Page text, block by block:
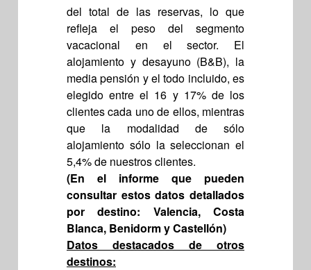
del total de las reservas, lo que
refleja el peso del segmento
vacacional en el sector. El
alojamiento y desayuno (B&B), la
media pensión y el todo incluido, es
elegido entre el 16 y 17% de los
clientes cada uno de ellos, mientras
que la modalidad de sólo
alojamiento sólo la seleccionan el
5,4% de nuestros clientes.
(En el informe que pueden
consultar estos datos detallados
por destino: Valencia, Costa
Blanca, Benidorm y Castellón)
Datos destacados de otros
destinos: